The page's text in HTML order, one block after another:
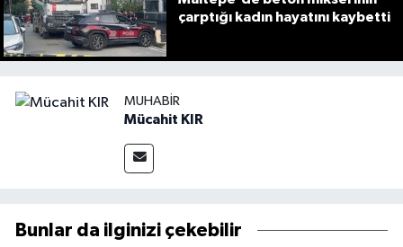
çarptığı kadın hayatını kaybetti
MUHABIR
Mücahit KIR
Bunlar da ilginizi çekebilir